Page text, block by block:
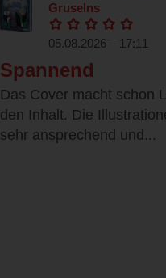
Gruselns
05.08.2026 – 17:11
Spannend
Das Cover macht schon
den Inhalt. Die
sehr ansprechend und...